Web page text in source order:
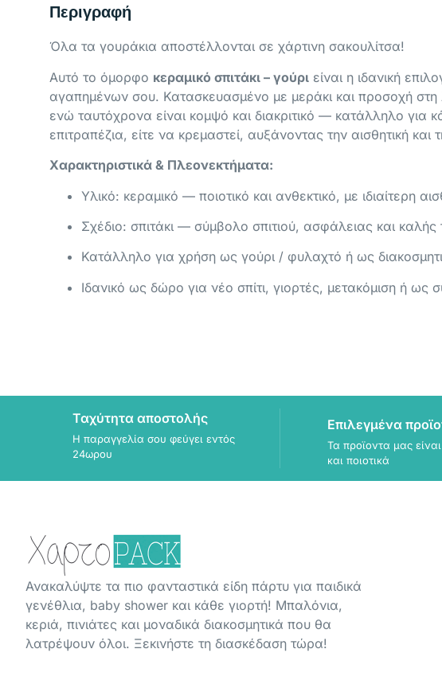
Περιγραφή
Όλα τα γουράκια αποστέλλονται σε χάρτινη σακουλίτσα!
Αυτό το όμορφο κεραμικό σπιτάκι – γούρι είναι η ιδανική
αγαπημένων σου. Κατασκευασμένο με μεράκι και προσοχή στη
ενώ ταυτόχρονα είναι κομψό και διακριτικό — κατάλληλο για
επιτραπέζια, είτε να κρεμαστεί, αυξάνοντας την αισθητική
Χαρακτηριστικά & Πλεονεκτήματα:
Υλικό: κεραμικό — ποιοτικό και ανθεκτικό, με ιδιαίτερη
Σχέδιο: σπιτάκι — σύμβολο σπιτιού, ασφάλειας και καλής
Κατάλληλο για χρήση ως γούρι / φυλαχτό ή ως
Ιδανικό ως δώρο για νέο σπίτι, γιορτές, μετακόμιση ή ως
Ταχύτητα αποστολής
Η παραγγελία σου φεύγει εντός
24ωρου
Επιλεγμένα
Τα προϊοντα μας
και ποιοτικά
Ανακαλύψτε τα πιο φανταστικά είδη πάρτυ για παιδικά
γενέθλια, baby shower και κάθε γιορτή! Μπαλόνια,
κεριά, πινιάτες και μοναδικά διακοσμητικά που θα
λατρέψουν όλοι. Ξεκινήστε τη διασκέδαση τώρα!